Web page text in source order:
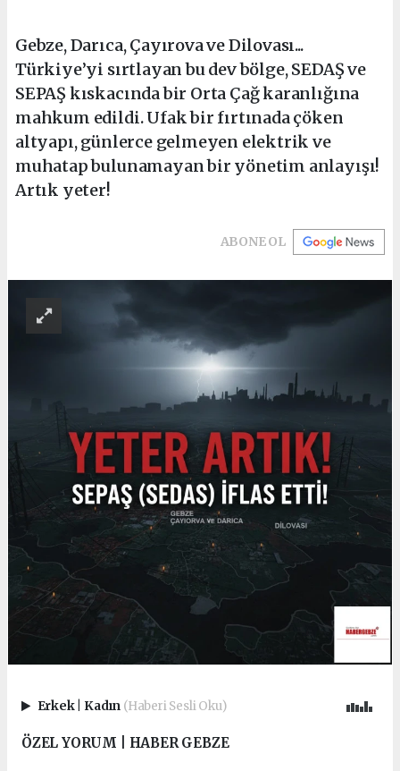
Gebze, Darıca, Çayırova ve Dilovası...
Türkiye’yi sırtlayan bu dev bölge, SEDAŞ ve
SEPAŞ kıskacında bir Orta Çağ karanlığına
mahkum edildi. Ufak bir fırtınada çöken
altyapı, günlerce gelmeyen elektrik ve
muhatap bulunamayan bir yönetim anlayışı!
Artık yeter!
ABONE OL
Erkek Kadın (Haberi Sesli Oku)
ÖZEL YORUM | HABER GEBZE